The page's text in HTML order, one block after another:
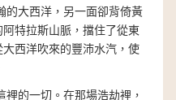
的大西洋，另一面卻背倚黃
特拉斯山脈，擋住了從東
西洋吹來的豐沛水汽，使
的一切。在那場浩劫裡，